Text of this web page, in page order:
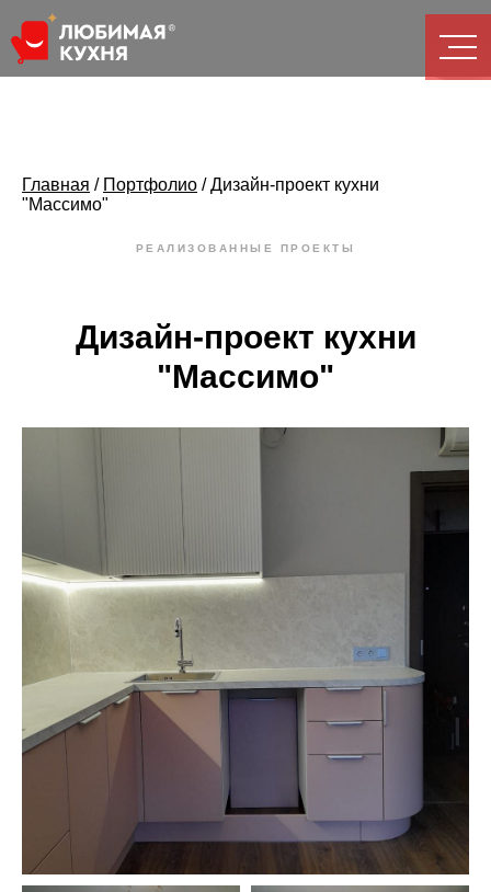
Главная / Портфолио /Дизайн-проект кухни
"Массимо"
РЕАЛИЗОВАННЫЕ ПРОЕКТЫ
Дизайн-проект кухни
"Массимо"